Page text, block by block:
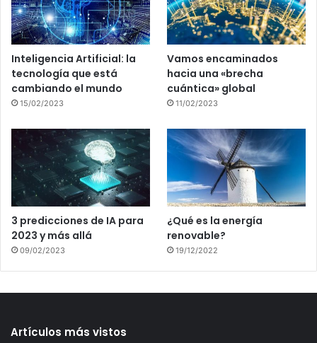
Inteligencia Artificial: la
tecnología que está
cambiando el mundo
15/02/2023
Vamos encaminados
hacia una «brecha
cuántica» global
11/02/2023
3 predicciones de IA para
2023 y más allá
09/02/2023
¿Qué es la energía
renovable?
19/12/2022
Artículos más vistos